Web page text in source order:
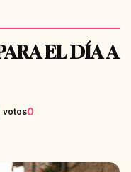
EL DÍA A
votos0